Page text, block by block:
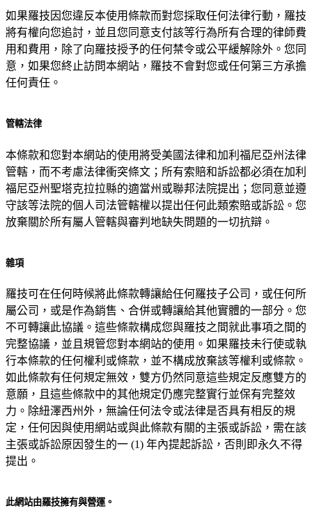
如果羅技因您違反本使用條款而對您採取任何法律行動，羅技
將有權向您追討，並且您同意支付該等行為所有合理的律師費
用和費用，除了向羅技授予的任何禁令或公平緩解除外。您同
意，如果您終止訪問本網站，羅技不會對您或任何第三方承擔
任何責任。
管轄法律
本條款和您對本網站的使用將受美國法律和加利福尼亞州法律
管轄，而不考慮法律衝突條文；所有索賠和訴訟都必須在加利
福尼亞州聖塔克拉拉縣的適當州或聯邦法院提出；您同意並遵
守該等法院的個人司法管轄權以提出任何此類索賠或訴訟。您
放棄關於所有屬人管轄與審判地缺失問題的一切抗辯。
雜項
羅技可在任何時候將此條款轉讓給任何羅技子公司，或任何所
屬公司，或是作為銷售、合併或轉讓給其他實體的一部分。您
不可轉讓此協議。這些條款構成您與羅技之間就此事項之間的
完整協議，並且規管您對本網站的使用。如果羅技未行使或執
行本條款的任何權利或條款，並不構成放棄該等權利或條款。
如此條款有任何規定無效，雙方仍然同意這些規定反應雙方的
意願，且這些條款中的其他規定仍應完整實行並保有完整效
力。除紐澤西州外，無論任何法令或法律是否具有相反的規
定，任何因與使用網站或與此條款有關的主張或訴訟，需在該
主張或訴訟原因發生的一 (1) 年內提起訴訟，否則即永久不得
提出。
此網站由羅技擁有與營運。